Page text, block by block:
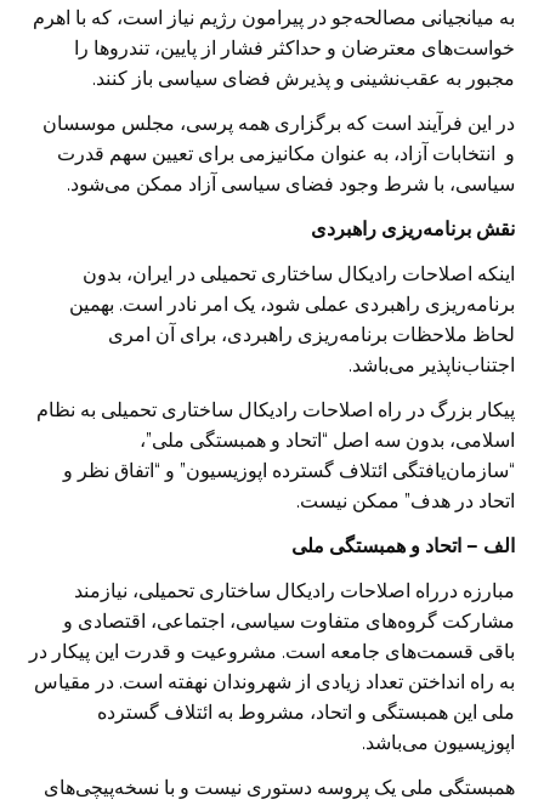
به میانجیانی مصالحه‌جو در پیرامون رژیم نیاز است، که با اهرم
خواست‌های معترضان و حداکثر فشار از پایین، تندروها را
مجبور به عقب‌نشینی و پذیرش فضای سیاسی باز کنند.
در این فرآیند است که برگزاری همه پرسی، مجلس موسسان
و انتخابات آزاد، به عنوان مکانیزمی برای تعیین سهم قدرت
سیاسی، با شرط وجود فضای سیاسی آزاد ممکن می‌شود.
نقش برنامه‌ریزی راهبردی
اینکه اصلاحات رادیکال ساختاری تحمیلی در ایران، بدون
برنامه‌ریزی راهبردی عملی شود، یک امر نادر است. بهمین
لحاظ ملاحظات برنامه‌ریزی راهبردی، برای آن امری
اجتناب‌ناپذیر می‌باشد.
پیکار بزرگ در راه اصلاحات رادیکال ساختاری تحمیلی به نظام
اسلامی، بدون سه اصل “اتحاد و همبستگی ملی”،
“سازمان‌یافتگی ائتلاف گسترده اپوزیسیون” و “اتفاق نظر و
اتحاد در هدف‌” ممکن نیست.
الف – اتحاد و همبستگی ملی
مبارزه درراه اصلاحات رادیکال ساختاری تحمیلی، نیازمند
مشارکت گروه‌های متفاوت سیاسی، اجتماعی، اقتصادی و
باقی قسمت‌های جامعه است. مشروعیت و قدرت این پیکار در
به راه انداختن تعداد زیادی از شهروندان نهفته است. در مقیاس
ملی این همبستگی و اتحاد، مشروط به ائتلاف گسترده
اپوزیسیون می‌باشد.
همبستگی ملی یک پروسه دستوری نیست و با نسخه‌پیچی‌های